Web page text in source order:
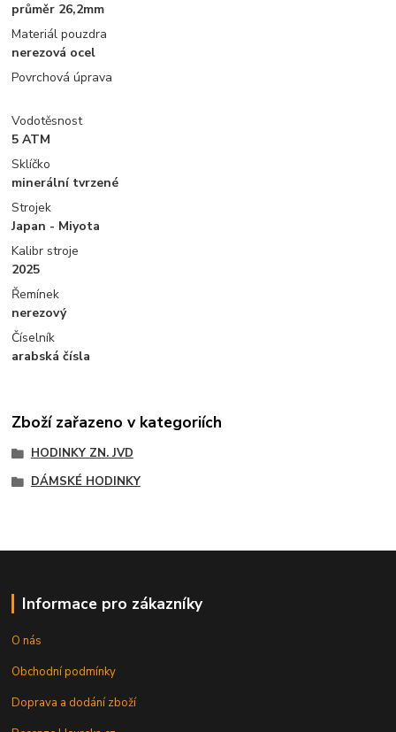
průměr 26,2mm
Materiál pouzdra
nerezová ocel
Povrchová úprava
Vodotěsnost
5 ATM
Sklíčko
minerální tvrzené
Strojek
Japan - Miyota
Kalibr stroje
2025
Řemínek
nerezový
Číselník
arabská čísla
Zboží zařazeno v kategoriích
HODINKY ZN. JVD
DÁMSKÉ HODINKY
Informace pro zákazníky
O nás
Obchodní podmínky
Doprava a dodání zboží